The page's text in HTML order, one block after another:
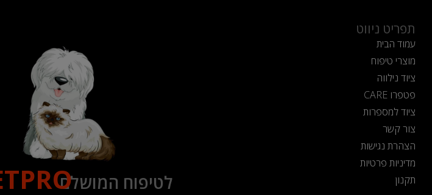
תפריט ניווט
עמוד הבית
מוצרי טיפוח
ציוד נילווה
פטפרו CARE
ציוד למספרות
צור קשר
הצהרת נגישות
מדיניות פרטיות
תקנון
לטיפוח המושלם